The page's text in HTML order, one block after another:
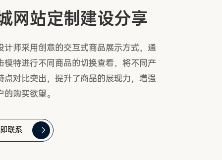
网站定制建设分享
计师采用创意的交互式商品展示方式，通
模特进行不同商品的切换查看，将不同产
点对比突出，提升了商品的展现力，增强
的购买欲望。
联系